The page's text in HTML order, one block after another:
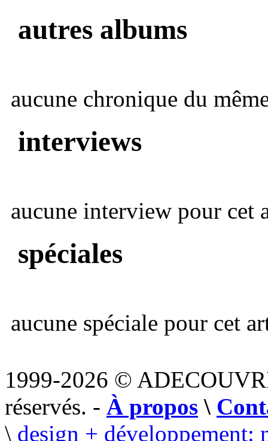
autres albums
aucune chronique du
interviews
aucune interview pour cet
spéciales
aucune spéciale pour cet
1999-2026 ©
réservés. - À propos \
\ design + développement: